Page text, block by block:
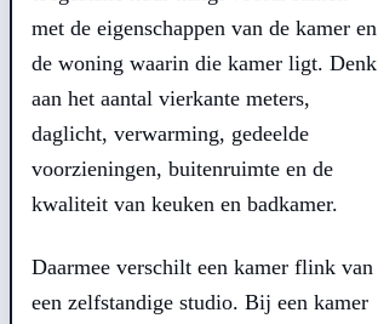
met de eigenschappen van de kamer en
de woning waarin die kamer ligt. Denk
aan het aantal vierkante meters,
daglicht, verwarming, gedeelde
voorzieningen, buitenruimte en de
kwaliteit van keuken en badkamer.
Daarmee verschilt een kamer flink van
een zelfstandige studio. Bij een kamer